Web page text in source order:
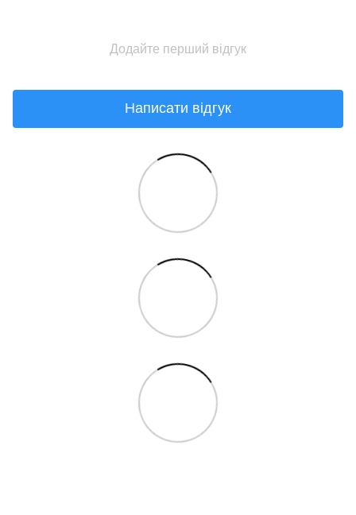
Додайте перший відгук
Написати відгук